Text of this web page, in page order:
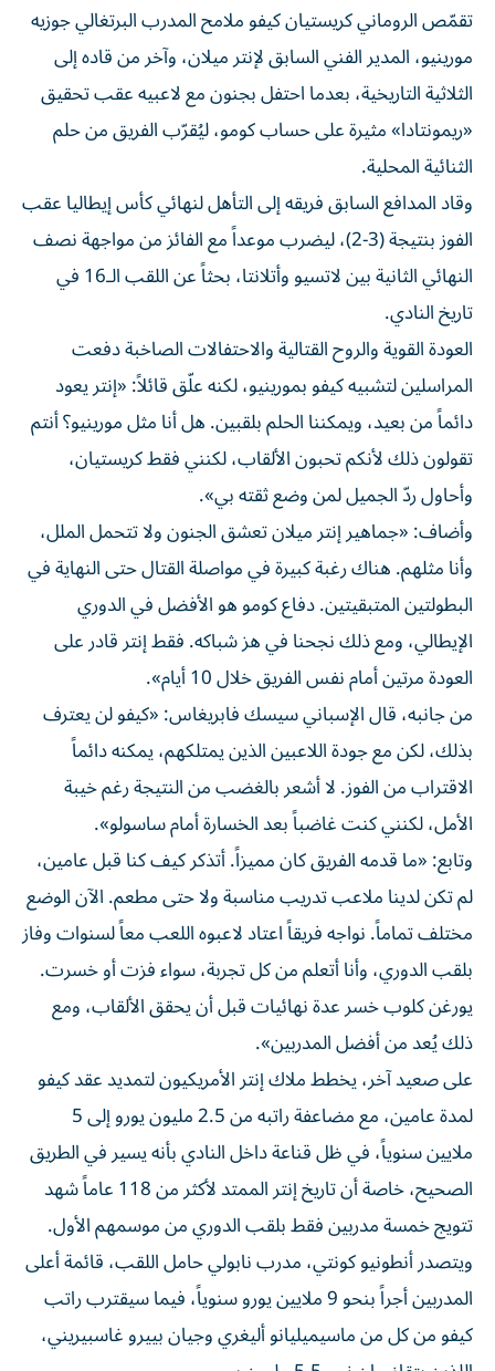
تقمّص الروماني كريستيان كيفو ملامح المدرب البرتغالي جوزيه
مورينيو، المدير الفني السابق لإنتر ميلان، وآخر من قاده إلى
الثلاثية التاريخية، بعدما احتفل بجنون مع لاعبيه عقب تحقيق
«ريمونتادا» مثيرة على حساب كومو، ليُقرّب الفريق من حلم
الثنائية المحلية.
وقاد المدافع السابق فريقه إلى التأهل لنهائي كأس إيطاليا عقب
الفوز بنتيجة (3-2)، ليضرب موعداً مع الفائز من مواجهة نصف
النهائي الثانية بين لاتسيو وأتلانتا، بحثاً عن اللقب الـ16 في
تاريخ النادي.
العودة القوية والروح القتالية والاحتفالات الصاخبة دفعت
المراسلين لتشبيه كيفو بمورينيو، لكنه علّق قائلاً: «إنتر يعود
دائماً من بعيد، ويمكننا الحلم بلقبين. هل أنا مثل مورينيو؟ أنتم
تقولون ذلك لأنكم تحبون الألقاب، لكنني فقط كريستيان،
وأحاول ردّ الجميل لمن وضع ثقته بي».
وأضاف: «جماهير إنتر ميلان تعشق الجنون ولا تتحمل الملل،
وأنا مثلهم. هناك رغبة كبيرة في مواصلة القتال حتى النهاية في
البطولتين المتبقيتين. دفاع كومو هو الأفضل في الدوري
الإيطالي، ومع ذلك نجحنا في هز شباكه. فقط إنتر قادر على
العودة مرتين أمام نفس الفريق خلال 10 أيام».
من جانبه، قال الإسباني سيسك فابريغاس: «كيفو لن يعترف
بذلك، لكن مع جودة اللاعبين الذين يمتلكهم، يمكنه دائماً
الاقتراب من الفوز. لا أشعر بالغضب من النتيجة رغم خيبة
الأمل، لكنني كنت غاضباً بعد الخسارة أمام ساسولو».
وتابع: «ما قدمه الفريق كان مميزاً. أتذكر كيف كنا قبل عامين،
لم تكن لدينا ملاعب تدريب مناسبة ولا حتى مطعم. الآن الوضع
مختلف تماماً. نواجه فريقاً اعتاد لاعبوه اللعب معاً لسنوات وفاز
بلقب الدوري، وأنا أتعلم من كل تجربة، سواء فزت أو خسرت.
يورغن كلوب خسر عدة نهائيات قبل أن يحقق الألقاب، ومع
ذلك يُعد من أفضل المدربين».
على صعيد آخر، يخطط ملاك إنتر الأمريكيون لتمديد عقد كيفو
لمدة عامين، مع مضاعفة راتبه من 2.5 مليون يورو إلى 5
ملايين سنوياً، في ظل قناعة داخل النادي بأنه يسير في الطريق
الصحيح، خاصة أن تاريخ إنتر الممتد لأكثر من 118 عاماً شهد
تتويج خمسة مدربين فقط بلقب الدوري من موسمهم الأول.
ويتصدر أنطونيو كونتي، مدرب نابولي حامل اللقب، قائمة أعلى
المدربين أجراً بنحو 9 ملايين يورو سنوياً، فيما سيقترب راتب
كيفو من كل من ماسيميليانو أليغري وجيان بييرو غاسبيريني،